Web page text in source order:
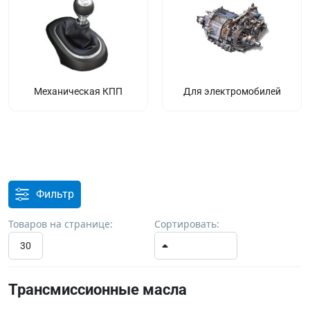
Механическая КПП Для электромобилей
Фильтр
Товаров на странице:
30
Сортировать:
Трансмиссионные масла